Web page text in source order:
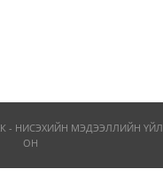
- НИСЭХИЙН МЭДЭЭЛЛИЙН
ОН